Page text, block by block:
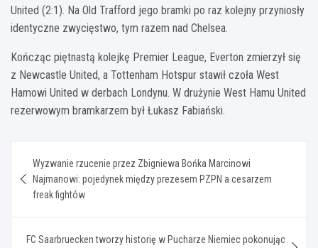
United (2:1). Na Old Trafford jego bramki po raz kolejny przyniosły
identyczne zwycięstwo, tym razem nad Chelsea.
Kończąc piętnastą kolejkę Premier League, Everton zmierzył się
z Newcastle United, a Tottenham Hotspur stawił czoła West
Hamowi United w derbach Londynu. W drużynie West Hamu United
rezerwowym bramkarzem był Łukasz Fabiański.
wpisu
Wyzwanie rzucenie przez Zbigniewa Bońka Marcinowi
Najmanowi: pojedynek między prezesem PZPN a cesarzem
freak fightów
FC Saarbruecken tworzy historię w Pucharze Niemiec pokonując